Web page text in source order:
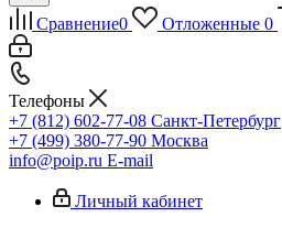
Сравнение0 Отложенные 0
Телефоны
+7 (812) 602-77-08 Санкт-Петербург
+7 (499) 380-77-90 Москва
info@poip.ru E-mail
Личный кабинет